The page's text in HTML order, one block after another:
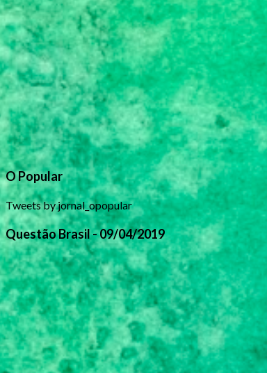
O Popular
Tweets by jornal_opopular
Questão Brasil - 09/04/2019